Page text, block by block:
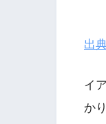
出
イ
か